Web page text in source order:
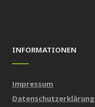
INFORMATIONEN
Impressum
Datenschutzerklärung